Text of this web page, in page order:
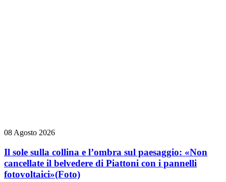
08 Agosto 2026
Il sole sulla collina e l’ombra sul paesaggio: «Non
cancellate il belvedere di Piattoni con i pannelli
fotovoltaici»(Foto)